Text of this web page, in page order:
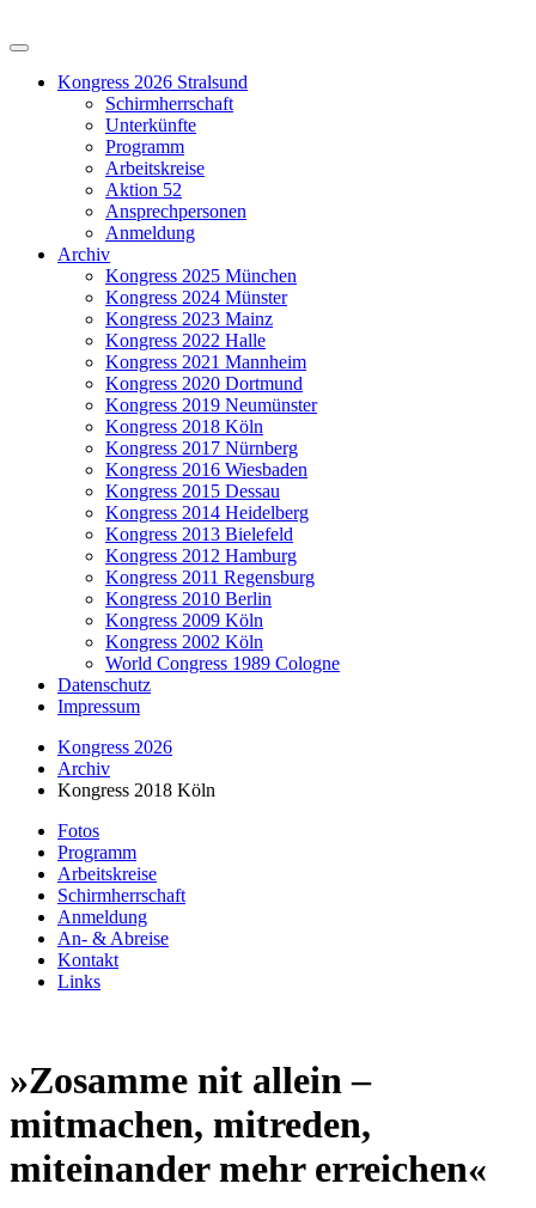
Kongress 2026 Stralsund
Schirmherrschaft
Unterkünfte
Programm
Arbeitskreise
Aktion 52
Ansprechpersonen
Anmeldung
Archiv
Kongress 2025 München
Kongress 2024 Münster
Kongress 2023 Mainz
Kongress 2022 Halle
Kongress 2021 Mannheim
Kongress 2020 Dortmund
Kongress 2019 Neumünster
Kongress 2018 Köln
Kongress 2017 Nürnberg
Kongress 2016 Wiesbaden
Kongress 2015 Dessau
Kongress 2014 Heidelberg
Kongress 2013 Bielefeld
Kongress 2012 Hamburg
Kongress 2011 Regensburg
Kongress 2010 Berlin
Kongress 2009 Köln
Kongress 2002 Köln
World Congress 1989 Cologne
Datenschutz
Impressum
Kongress 2026
Archiv
Kongress 2018 Köln
Fotos
Programm
Arbeitskreise
Schirmherrschaft
Anmeldung
An- & Abreise
Kontakt
Links
»Zosamme nit allein –
mitmachen, mitreden,
miteinander mehr erreichen«